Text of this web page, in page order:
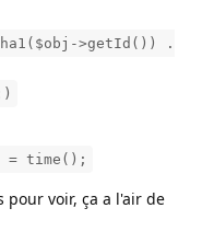
sha1($obj->getId()) .
= time();
pour voir, ça a l'air de